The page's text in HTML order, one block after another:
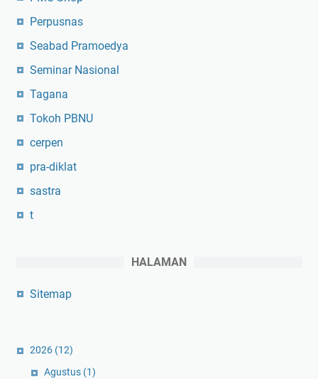
Perpusnas
Seabad Pramoedya
Seminar Nasional
Tagana
Tokoh PBNU
cerpen
pra-diklat
sastra
t
HALAMAN
Sitemap
2026 (12)
Agustus (1)